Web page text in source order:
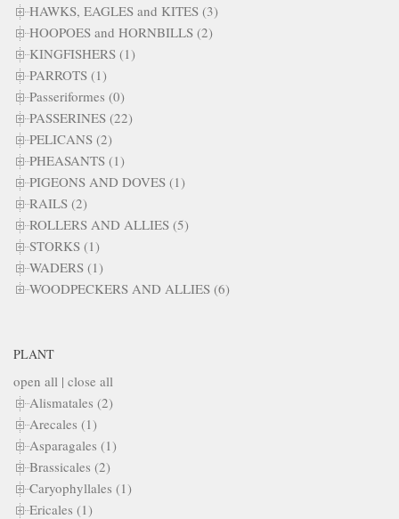
HAWKS, EAGLES and KITES (3)
HOOPOES and HORNBILLS (2)
KINGFISHERS (1)
PARROTS (1)
Passeriformes (0)
PASSERINES (22)
PELICANS (2)
PHEASANTS (1)
PIGEONS AND DOVES (1)
RAILS (2)
ROLLERS AND ALLIES (5)
STORKS (1)
WADERS (1)
WOODPECKERS AND ALLIES (6)
PLANT
open all | close all
Alismatales (2)
Arecales (1)
Asparagales (1)
Brassicales (2)
Caryophyllales (1)
Ericales (1)